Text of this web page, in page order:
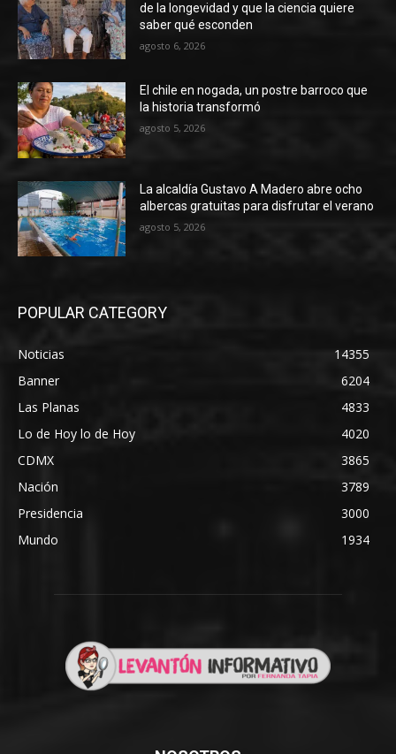
de la longevidad y que la ciencia quiere
saber qué esconden
agosto 6, 2026
El chile en nogada, un postre barroco que
la historia transformó
agosto 5, 2026
La alcaldía Gustavo A Madero abre ocho
albercas gratuitas para disfrutar el verano
agosto 5, 2026
POPULAR CATEGORY
Noticias
14355
Banner
6204
Las Planas
4833
Lo de Hoy lo de Hoy
4020
CDMX
3865
Nación
3789
Presidencia
3000
Mundo
1934